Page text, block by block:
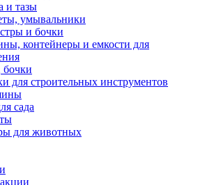
и тазы
умывальники
и бочки
контейнеры и емкости для
бочки
для строительных инструментов
сада
для животных